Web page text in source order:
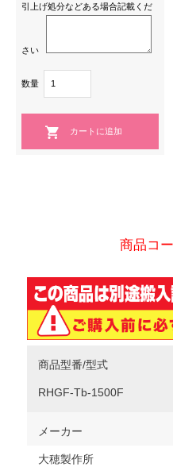
引上げ処分などある場合記載くだ
さい
数量
商品コ
商品型番/型式
RHGF-Tb-1500F
メーカー
大穂製作所